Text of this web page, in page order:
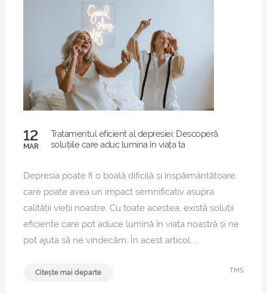
12
MAR
Tratamentul eficient al depresiei: Descoperă
soluțiile care aduc lumina în viața ta
Depresia poate fi o boală dificilă și înspăimântătoare,
care poate avea un impact semnificativ asupra
calității vieții noastre. Cu toate acestea, există soluții
eficiente care pot aduce lumină în viața noastră și ne
pot ajuta să ne vindecăm. În acest articol, ...
Citește mai departe TMS